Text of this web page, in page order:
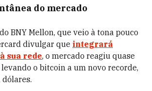
do mercado
BNY Mellon, que veio à tona pouco
divulgar que integrará
sua rede, o mercado reagiu quase
o bitcoin a um novo recorde,